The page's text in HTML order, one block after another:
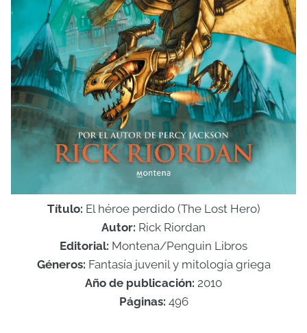
Título: El héroe perdido (The Lost Hero)
Autor: Rick Riordan
Editorial: Montena/Penguin Libros
Géneros: Fantasía juvenil y mitología griega
Año de publicación: 2010
Páginas: 496